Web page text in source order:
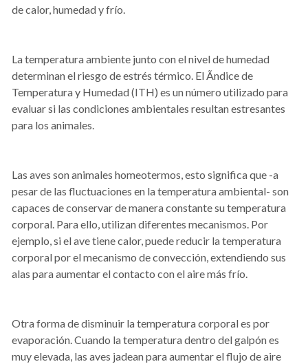
de calor, humedad y frío.
La temperatura ambiente junto con el nivel de humedad
determinan el riesgo de estrés térmico. El Ãndice de
Temperatura y Humedad (ITH) es un número utilizado para
evaluar si las condiciones ambientales resultan estresantes
para los animales.
Las aves son animales homeotermos, esto significa que -a
pesar de las fluctuaciones en la temperatura ambiental- son
capaces de conservar de manera constante su temperatura
corporal. Para ello, utilizan diferentes mecanismos. Por
ejemplo, si el ave tiene calor, puede reducir la temperatura
corporal por el mecanismo de convección, extendiendo sus
alas para aumentar el contacto con el aire más frío.
Otra forma de disminuir la temperatura corporal es por
evaporación. Cuando la temperatura dentro del galpón es
muy elevada, las aves jadean para aumentar el flujo de aire